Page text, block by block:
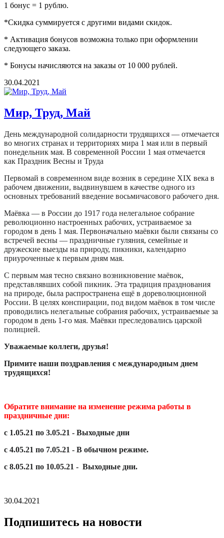
1 бонус = 1 рублю.
*Скидка суммируется с другими видами скидок.
* Активация бонусов возможна только при оформлении
следующего заказа.
* Бонусы начисляются на заказы от 10 000 рублей.
30.04.2021
Мир, Труд, Май
День международной солидарности трудящихся — отмечается
во многих странах и территориях мира 1 мая или в первый
понедельник мая. В современной России 1 мая отмечается
как Праздник Весны и Труда
Первомай в современном виде возник в середине XIX века в
рабочем движении, выдвинувшем в качестве одного из
основных требований введение восьмичасового рабочего дня.
Маёвка — в России до 1917 года нелегальное собрание
революционно настроенных рабочих, устраиваемое за
городом в день 1 мая. Первоначально маёвки были связаны со
встречей весны — праздничные гуляния, семейные и
дружеские выезды на природу, пикники, календарно
приуроченные к первым дням мая.
С первым мая тесно связано возникновение маёвок,
представлявших собой пикник. Эта традиция празднования
на природе, была распространена ещё в дореволюционной
России. В целях конспирации, под видом маёвок в том числе
проводились нелегальные собрания рабочих, устраиваемые за
городом в день 1-го мая. Маёвки преследовались царской
полицией.
Уважаемые коллеги, друзья!
Примите наши поздравления с международным днем
трудящихся!
Обратите внимание на изменение режима работы в
праздничные дни:
с 1.05.21 по 3.05.21 - Выходные дни
с 4.05.21 по 7.05.21 - В обычном режиме.
с 8.05.21 по 10.05.21 - Выходные дни.
30.04.2021
Подпишитесь на новости